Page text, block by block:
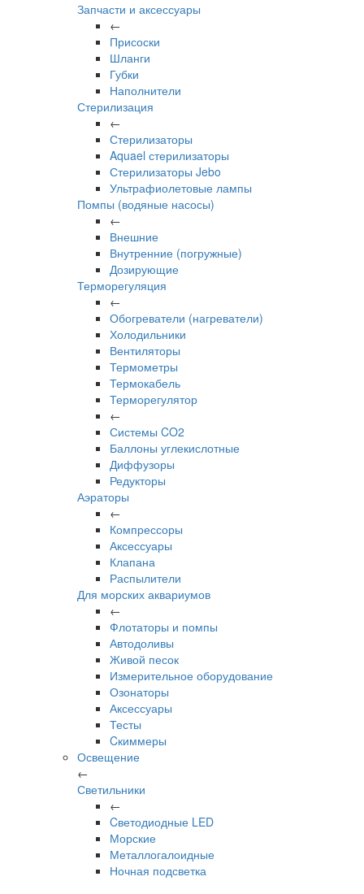
Запчасти и аксессуары
←
Присоски
Шланги
Губки
Наполнители
Стерилизация
←
Стерилизаторы
Aquael стерилизаторы
Стерилизаторы Jebo
Ультрафиолетовые лампы
Помпы (водяные насосы)
←
Внешние
Внутренние (погружные)
Дозирующие
Терморегуляция
←
Обогреватели (нагреватели)
Холодильники
Вентиляторы
Термометры
Термокабель
Терморегулятор
←
Системы CO2
Баллоны углекислотные
Диффузоры
Редукторы
Аэраторы
←
Компрессоры
Аксессуары
Клапана
Распылители
Для морских аквариумов
←
Флотаторы и помпы
Автодоливы
Живой песок
Измерительное оборудование
Озонаторы
Аксессуары
Тесты
Cкиммеры
Освещение
←
Светильники
←
Cветодиодные LED
Морские
Металлогалоидные
Ночная подсветка